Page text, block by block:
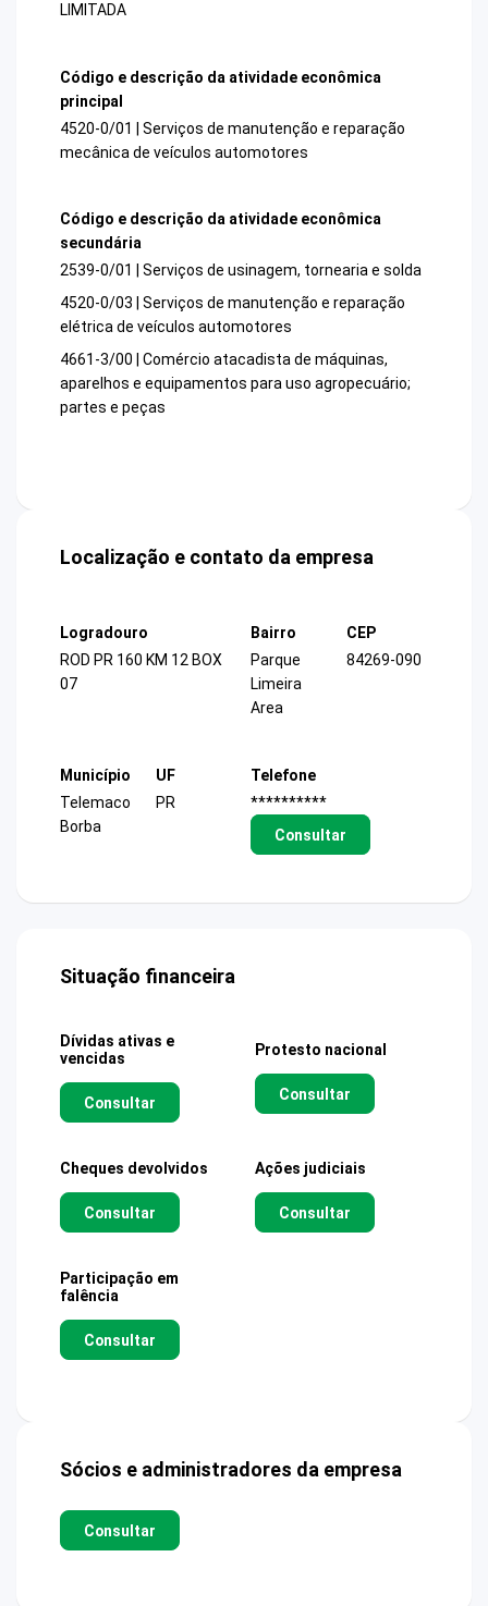
LIMITADA
Código e descrição da atividade econômica
principal
4520-0/01 | Serviços de manutenção e reparação
mecânica de veículos automotores
Código e descrição da atividade econômica
secundária
2539-0/01 | Serviços de usinagem, tornearia e solda
4520-0/03 | Serviços de manutenção e reparação
elétrica de veículos automotores
4661-3/00 | Comércio atacadista de máquinas,
aparelhos e equipamentos para uso agropecuário;
partes e peças
Localização e contato da empresa
Logradouro
ROD PR 160 KM 12 BOX
07
Bairro
Parque
Limeira
Area
CEP
84269-090
Município
Telemaco
Borba
UF
PR
Telefone
**********
Consultar
Situação financeira
Dívidas ativas e
vencidas
Consultar
Protesto nacional
Consultar
Cheques devolvidos
Consultar
Ações judiciais
Consultar
Participação em
falência
Consultar
Sócios e administradores da empresa
Consultar